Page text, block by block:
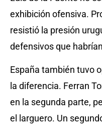
exhibición ofensiva.
resistió la presión
defensivos que
España también tuvo
la diferencia. Ferran
en la segunda parte,
el larguero. Un